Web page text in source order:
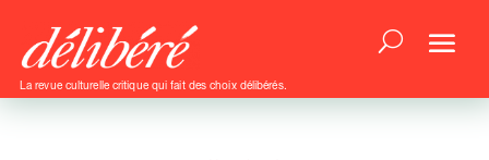
La revue culturelle critique qui fait des choix délibérés.